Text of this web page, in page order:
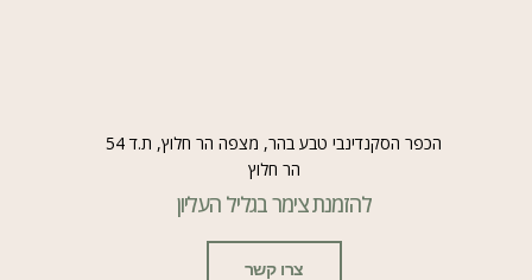
הכפר הסקנדינבי טבע בהר, מצפה הר חלוץ, ת.ד 54
הר חלוץ
להזמנת צימר בגליל העליון
צרו קשר